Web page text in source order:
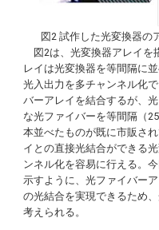
図2 試作した光変換器の
図2は、光変換器アレイを
レイは光変換器を等間隔に
光入出力を多チャンネル化
バーアレイを結合するが、
な光ファイバーを等間隔（
本並べたものが既に市販さ
イとの直接光結合ができる
ンネル化を容易に行える。
示すように、光ファイバー
の光結合を実現できるため
考えられる。